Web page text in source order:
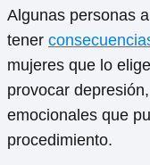
Algunas personas
tener
mujeres que lo
provocar
emocionales que
procedimiento.